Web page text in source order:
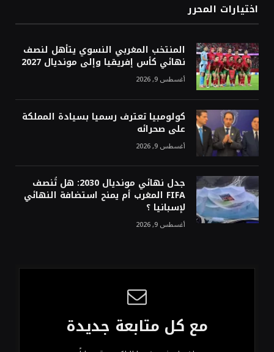
اختيارات المحرر
المنتخب المغربي النسوي يتأهل لنصف
نهائي كأس إفريقيا وإلى مونديال 2027
أغسطس 9, 2026
كولومبيا تعترف رسميا بسيادة المملكة
على صحرائه
أغسطس 9, 2026
جدل نهائي مونديال 2030: هل تُنصف
FIFA المغرب أم يمنح استضافة النهائي
لإسبانيا ؟
أغسطس 9, 2026
مع كل متابعة جديدة